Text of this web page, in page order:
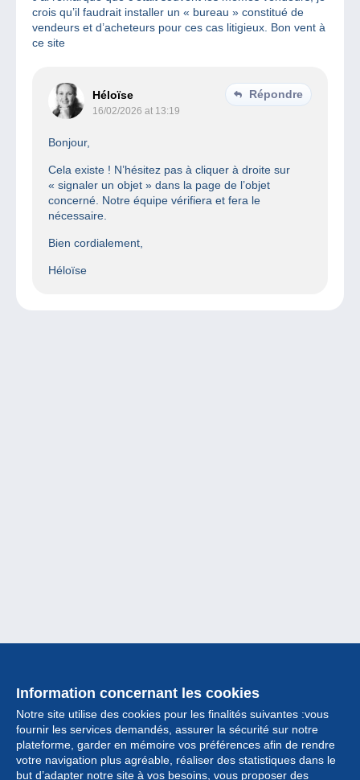
crois qu’il faudrait installer un « bureau » constitué de
vendeurs et d’acheteurs pour ces cas litigieux. Bon vent à
ce site
Héloïse
16/02/2026 at 13:19
Répondre
Bonjour,
Cela existe ! N’hésitez pas à cliquer à droite sur
« signaler un objet » dans la page de l’objet
concerné. Notre équipe vérifiera et fera le
nécessaire.
Bien cordialement,
Héloïse
Information concernant les cookies
Notre site utilise des cookies pour les finalités suivantes :vous
fournir les services demandés, assurer la sécurité sur notre
plateforme, garder en mémoire vos préférences afin de rendre
votre navigation plus agréable, réaliser des statistiques dans le
but d’adapter notre site à vos besoins, vous proposer des